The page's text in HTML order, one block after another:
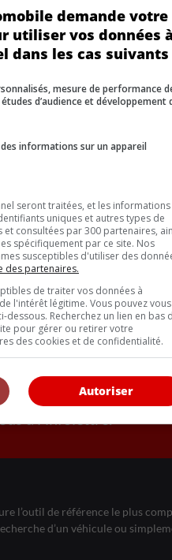
à l'infolettre.
l’outil de référence le plus
d’un véhicule ou
demande votre
utiliser vos données à
dans les cas suivants
mesure de performance
d’audience et développement
informations sur un appareil
seront traitées, et les informations
uniques et autres types de
consultées par 300 partenaires,
spécifiquement par ce site. Nos
susceptibles d'utiliser des
des partenaires.
de traiter vos données à
l'intérêt légitime. Vous pouvez
Recherchez un lien en bas
pour gérer ou retirer votre
des cookies et de confidentialité.
Autoriser